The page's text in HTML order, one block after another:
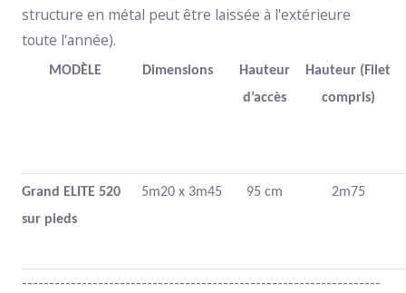
structure en métal peut être laissée à l'extérieure
toute l'année).
MODÈLE Dimensions
Hauteur
d’accès
Hauteur (Filet
compris)
Grand ELITE 520
sur pieds
5m20 x 3m45 95 cm 2m75
------------------------------------------------------------------